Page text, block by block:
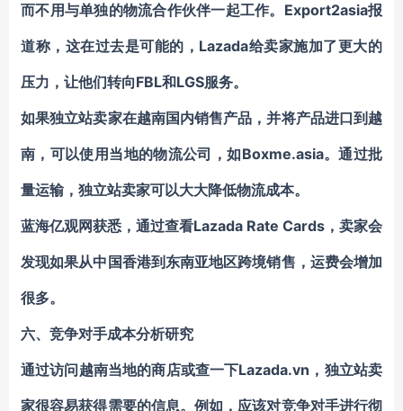
而不用与单独的物流合作伙伴一起工作。Export2asia报
道称，这在过去是可能的，Lazada给卖家施加了更大的
压力，让他们转向FBL和LGS服务。
如果独立站卖家在越南国内销售产品，并将产品进口到越
南，可以使用当地的物流公司，如Boxme.asia。通过批
量运输，独立站卖家可以大大降低物流成本。
蓝海亿观网获悉，通过查看Lazada Rate Cards ，卖家会
发现如果从中国香港到东南亚地区跨境销售，运费会增加
很多。
六、 竞争对手成本分析研究
通过访问越南当地的商店或查一下Lazada.vn，独立站卖
家很容易获得需要的信息。例如，应该对竞争对手进行彻